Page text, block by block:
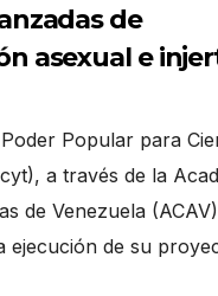
de
asexual e
Popular para
a través de la
de Venezuela
ejecución de su